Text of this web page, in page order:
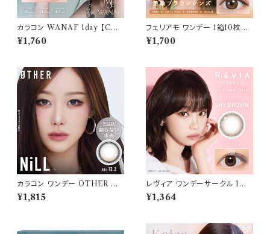
カラコン WANAF 1day 【COL
OR：ブリスオーラ】1箱 10枚入
ワナフ ワンデー キムミンジュ K
レンズ
¥1,760
フェリアモ ワンデー 1箱10枚入
り【COLOR：タルトタタン】 白石
麻衣（まいやん） イメージモデ
ンタクトレンズ
¥1,700
カラコン ワンデー OTHER ア
ザー 【COLOR：NiLL - ニル
(ブラウン)】NEWデビュー 1day
度あり 度なし 水光レンズ 固定
¥1,815
レヴィア ワンデーサークル 1箱1
0枚入 【COLOR：シャイブラウ
ン】14.1mm ReVIA 1day CIR
¥1,364